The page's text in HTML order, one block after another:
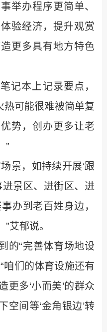
举办程序更简单、
验经济，提升观赏
更多具有地方特色
记本上记录要点，
热可能很难被简单复
势，创办更多让老
”
景，如持续开展‘跟
进景区、进街区、进
办到老百姓身边，
艾郁说。
的“完善体育场地设
咱们的体育设施还有
更多‘小而美’的群众
空间等‘金角银边’转